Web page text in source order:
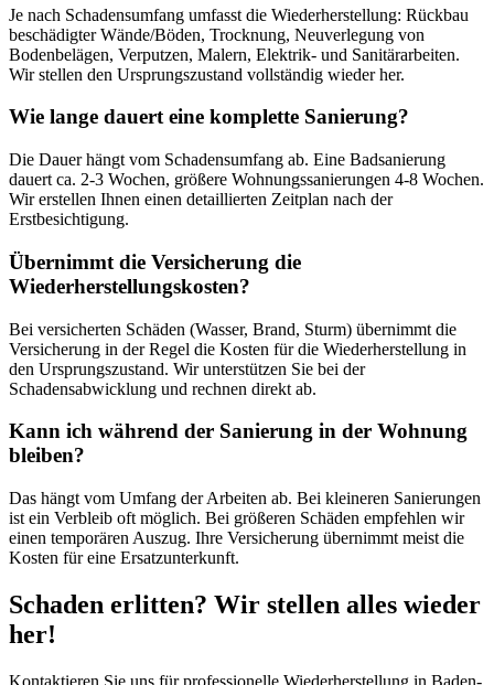
Je nach Schadensumfang umfasst die Wiederherstellung: Rückbau
beschädigter Wände/Böden, Trocknung, Neuverlegung von
Bodenbelägen, Verputzen, Malern, Elektrik- und Sanitärarbeiten.
Wir stellen den Ursprungszustand vollständig wieder her.
Wie lange dauert eine komplette Sanierung?
Die Dauer hängt vom Schadensumfang ab. Eine Badsanierung
dauert ca. 2-3 Wochen, größere Wohnungssanierungen 4-8 Wochen.
Wir erstellen Ihnen einen detaillierten Zeitplan nach der
Erstbesichtigung.
Übernimmt die Versicherung die
Wiederherstellungskosten?
Bei versicherten Schäden (Wasser, Brand, Sturm) übernimmt die
Versicherung in der Regel die Kosten für die Wiederherstellung in
den Ursprungszustand. Wir unterstützen Sie bei der
Schadensabwicklung und rechnen direkt ab.
Kann ich während der Sanierung in der Wohnung
bleiben?
Das hängt vom Umfang der Arbeiten ab. Bei kleineren Sanierungen
ist ein Verbleib oft möglich. Bei größeren Schäden empfehlen wir
einen temporären Auszug. Ihre Versicherung übernimmt meist die
Kosten für eine Ersatzunterkunft.
Schaden erlitten? Wir stellen alles wieder
her!
Kontaktieren Sie uns für professionelle Wiederherstellung in Baden-